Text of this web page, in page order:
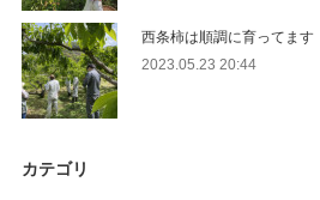
西条柿は順調に育ってます
2023.05.23 20:44
カテゴリ